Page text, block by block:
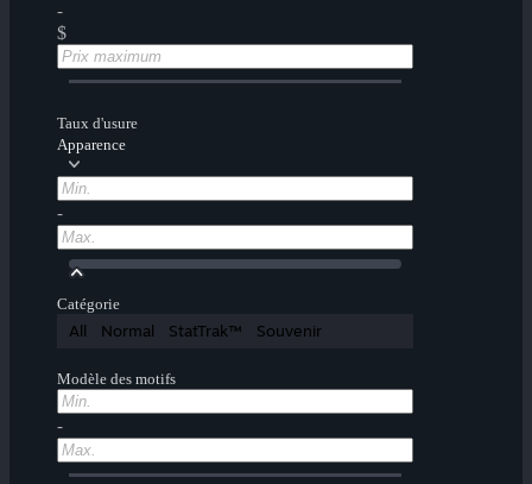
-
$
Taux d'usure
Apparence
-
Catégorie
All Normal StatTrak™ Souvenir
Modèle des motifs
-